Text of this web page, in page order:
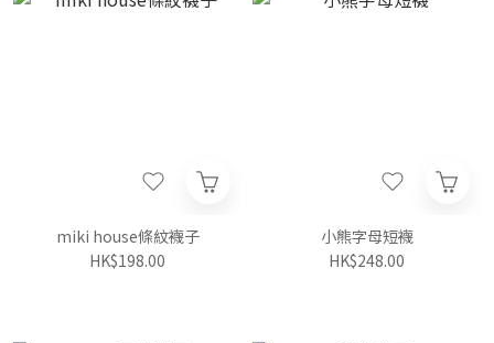
miki house條紋襪子
HK$198.00
小熊字母短襪
HK$248.00